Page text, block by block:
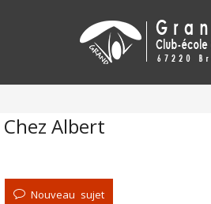
Chez Albert
Nouveau sujet